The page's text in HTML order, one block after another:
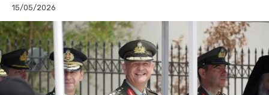
15/05/2026